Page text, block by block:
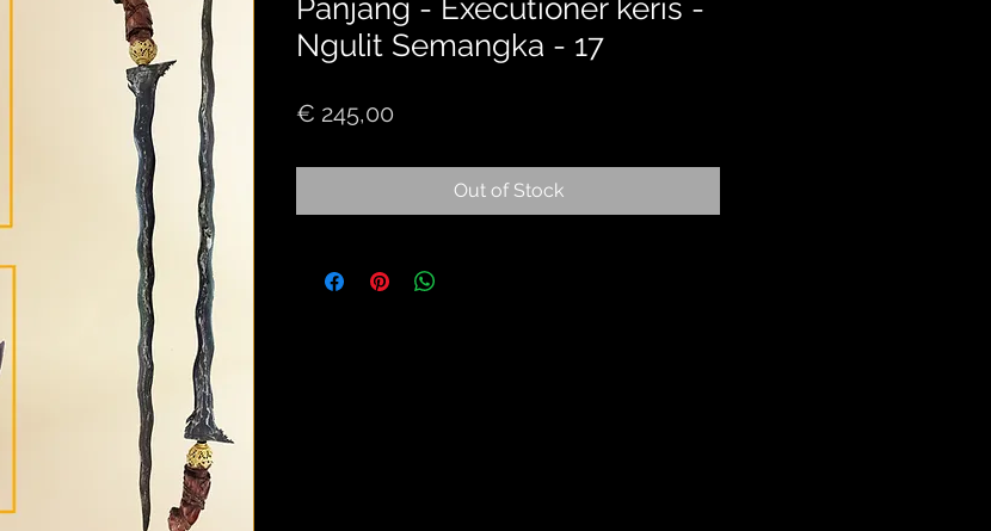
Panjang - Executioner keris -
Ngulit Semangka - 17
€ 245,00
Out of Stock